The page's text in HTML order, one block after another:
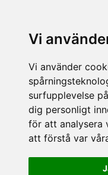
Vi
Vi använder
surfupplevelse
dig personligt
för att analysera
att förstå var